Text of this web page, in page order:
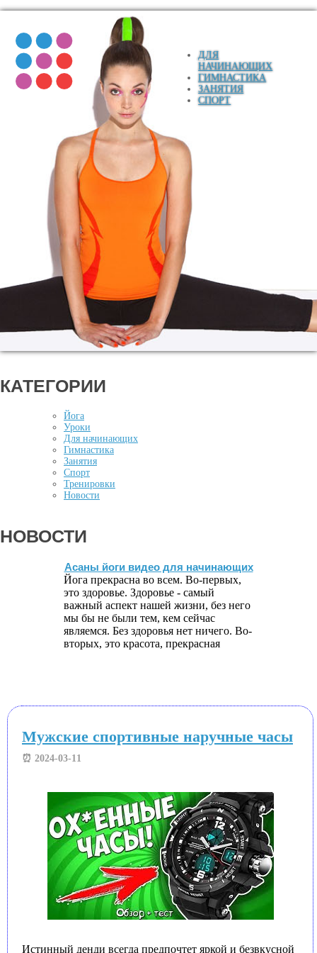
ДЛЯ
НАЧИНАЮЩИХ
ГИМНАСТИКА
ЗАНЯТИЯ
СПОРТ
КАТЕГОРИИ
Йога
Уроки
Для начинающих
Гимнастика
Занятия
Спорт
Тренировки
Новости
НОВОСТИ
Асаны йоги видео для начинающих
Йога прекрасна во всем. Во-первых,
это здоровье. Здоровье - самый
важный аспект нашей жизни, без него
мы бы не были тем, кем сейчас
являемся. Без здоровья нет ничего. Во-
вторых, это красота, прекрасная
Мужские спортивные наручные часы
⏰ 2024-03-11
Истинный денди всегда предпочтет яркой и безвкусной